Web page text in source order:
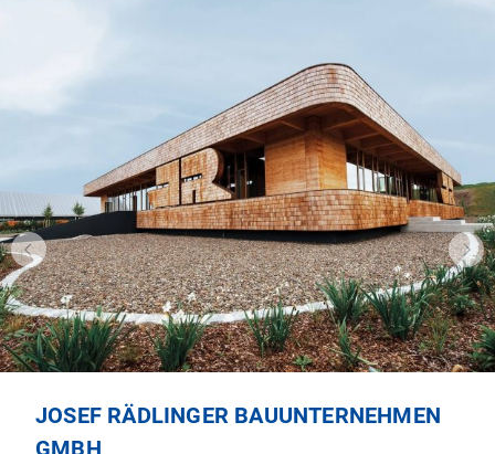
JOSEF RÄDLINGER BAUUNTERNEHMEN